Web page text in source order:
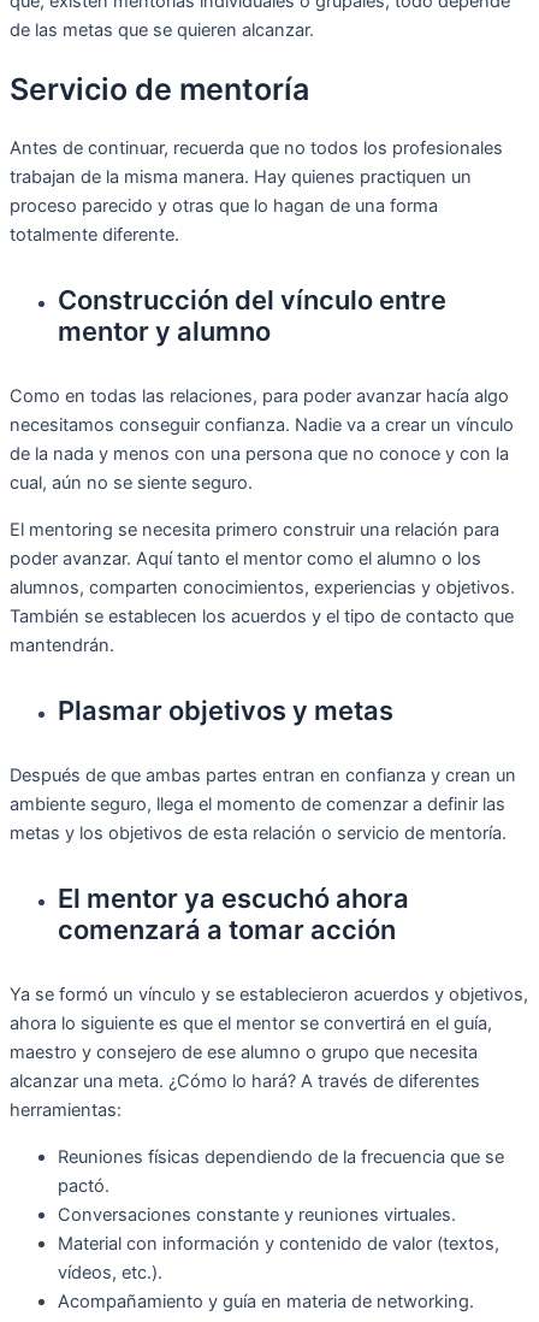
de las metas que se quieren alcanzar.
Servicio de mentoría
Antes de continuar, recuerda que no todos los profesionales
trabajan de la misma manera. Hay quienes practiquen un
proceso parecido y otras que lo hagan de una forma
totalmente diferente.
Construcción del vínculo entre
mentor y alumno
Como en todas las relaciones, para poder avanzar hacía algo
necesitamos conseguir confianza. Nadie va a crear un vínculo
de la nada y menos con una persona que no conoce y con la
cual, aún no se siente seguro.
El mentoring se necesita primero construir una relación para
poder avanzar. Aquí tanto el mentor como el alumno o los
alumnos, comparten conocimientos, experiencias y objetivos.
También se establecen los acuerdos y el tipo de contacto que
mantendrán.
Plasmar objetivos y metas
Después de que ambas partes entran en confianza y crean un
ambiente seguro, llega el momento de comenzar a definir las
metas y los objetivos de esta relación o servicio de mentoría.
El mentor ya escuchó ahora
comenzará a tomar acción
Ya se formó un vínculo y se establecieron acuerdos y objetivos,
ahora lo siguiente es que el mentor se convertirá en el guía,
maestro y consejero de ese alumno o grupo que necesita
alcanzar una meta. ¿Cómo lo hará? A través de diferentes
herramientas:
Reuniones físicas dependiendo de la frecuencia que se
pactó.
Conversaciones constante y reuniones virtuales.
Material con información y contenido de valor (textos,
vídeos, etc.).
Acompañamiento y guía en materia de networking.